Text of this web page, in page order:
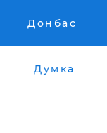
Донбас
Думка